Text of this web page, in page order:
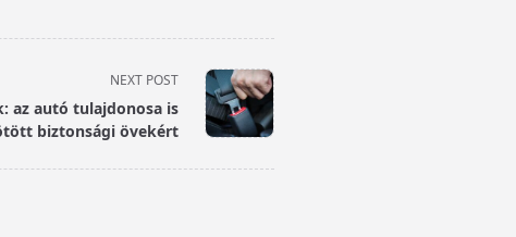
NEXT POST
az autó tulajdonosa is
biztonsági övekért